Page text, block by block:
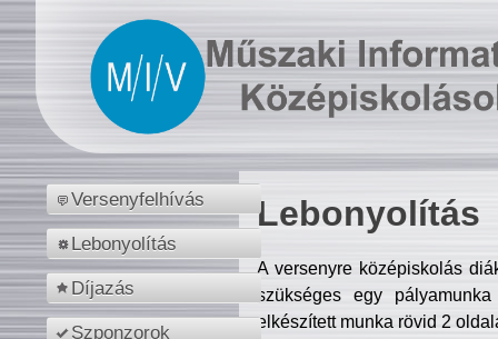
Versenyfelhívás
Lebonyolítás
Díjazás
Szponzorok
Lebonyolítás
A versenyre középiskolás
szükséges egy
elkészített munka rövid 2